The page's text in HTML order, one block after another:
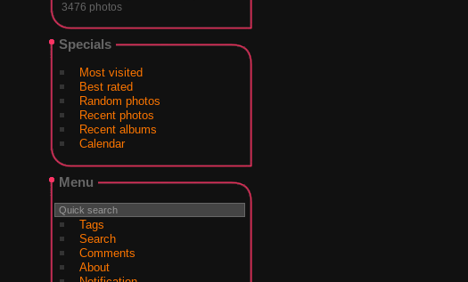
3476 photos
Specials
Most visited
Best rated
Random photos
Recent photos
Recent albums
Calendar
Menu
Tags
Search
Comments
About